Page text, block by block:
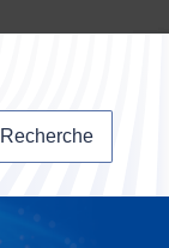
Recherche